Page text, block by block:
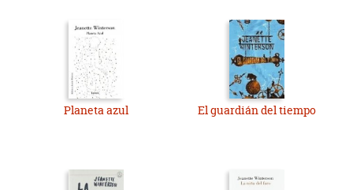
Planeta azul El guardián del tiempo